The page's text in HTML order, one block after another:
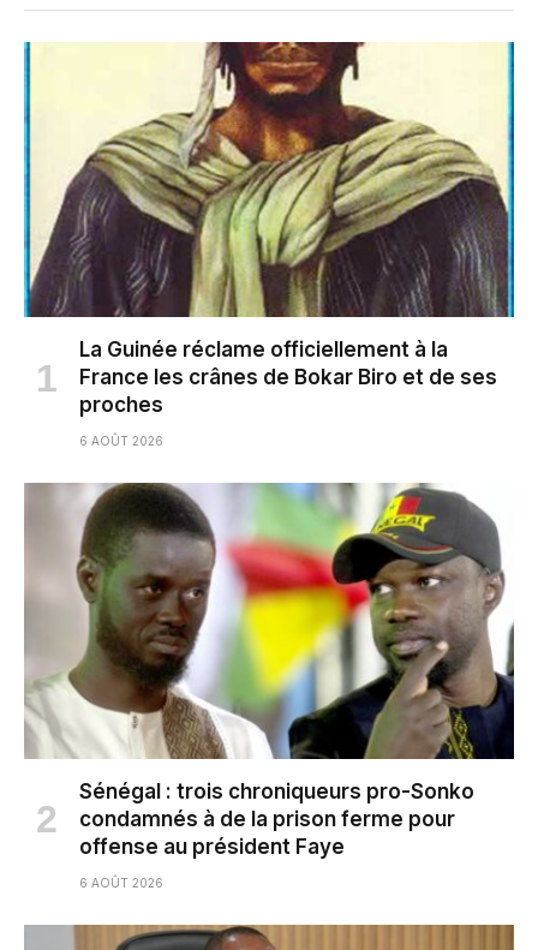
La Guinée réclame officiellement à la
France les crânes de Bokar Biro et de ses
proches
6 AOÛT 2026
Sénégal : trois chroniqueurs pro-Sonko
condamnés à de la prison ferme pour
offense au président Faye
6 AOÛT 2026